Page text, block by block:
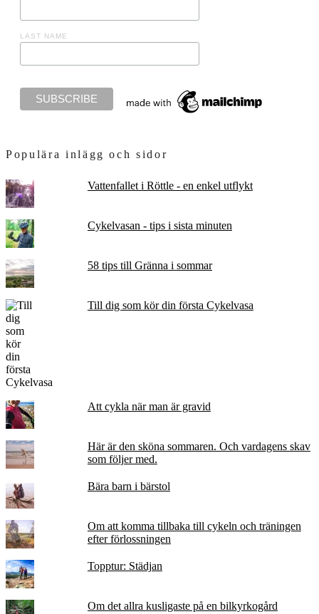
LAST NAME
Populära inlägg och sidor
Vattenfallet i Röttle - en enkel utflykt
Cykelvasan - tips i sista minuten
58 tips till Gränna i sommar
Till dig som kör din första Cykelvasa
Att cykla när man är gravid
Här är den sköna sommaren. Och vardagens skav
som följer med.
Bära barn i bärstol
Om att komma tillbaka till cykeln och träningen
efter förlossningen
Topptur: Städjan
Om det allra kusligaste på en bilkyrkogård